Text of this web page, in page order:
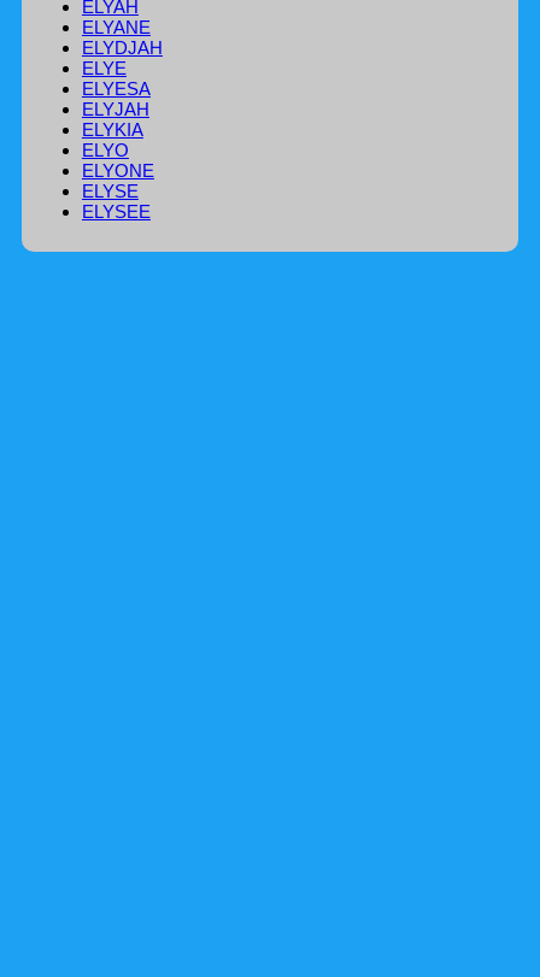
ELYAH
ELYANE
ELYDJAH
ELYE
ELYESA
ELYJAH
ELYKIA
ELYO
ELYONE
ELYSE
ELYSEE